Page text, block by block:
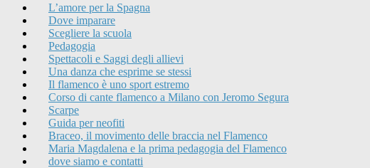
L’amore per la Spagna
Dove imparare
Scegliere la scuola
Pedagogia
Spettacoli e Saggi degli allievi
Una danza che esprime se stessi
Il flamenco è uno sport estremo
Corso di cante flamenco a Milano con Jeromo Segura
Scarpe
Guida per neofiti
Braceo, il movimento delle braccia nel Flamenco
Maria Magdalena e la prima pedagogia del Flamenco
dove siamo e contatti